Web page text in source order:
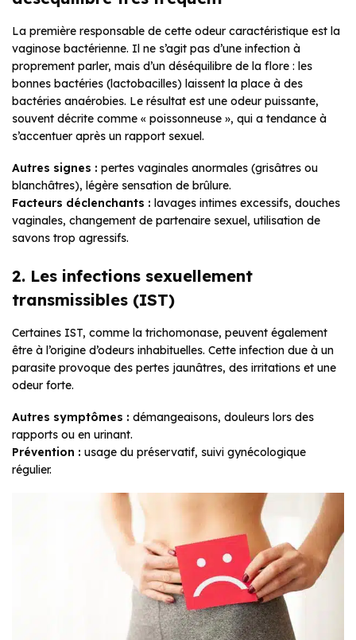
La première responsable de cette odeur caractéristique est la
vaginose bactérienne. Il ne s’agit pas d’une infection à
proprement parler, mais d’un déséquilibre de la flore : les
bonnes bactéries (lactobacilles) laissent la place à des
bactéries anaérobies. Le résultat est une odeur puissante,
souvent décrite comme « poissonneuse », qui a tendance à
s’accentuer après un rapport sexuel.
Autres signes : pertes vaginales anormales (grisâtres ou
blanchâtres), légère sensation de brûlure.
Facteurs déclenchants : lavages intimes excessifs, douches
vaginales, changement de partenaire sexuel, utilisation de
savons trop agressifs.
2. Les infections sexuellement
transmissibles (IST)
Certaines IST, comme la trichomonase, peuvent également
être à l’origine d’odeurs inhabituelles. Cette infection due à un
parasite provoque des pertes jaunâtres, des irritations et une
odeur forte.
Autres symptômes : démangeaisons, douleurs lors des
rapports ou en urinant.
Prévention : usage du préservatif, suivi gynécologique
régulier.